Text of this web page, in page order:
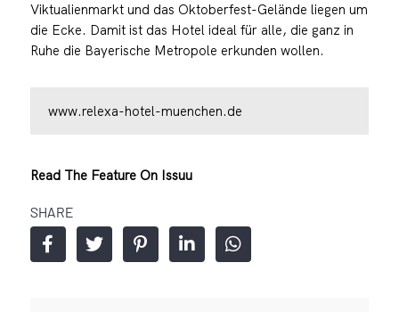
Viktualienmarkt und das Oktoberfest-Gelände liegen um
die Ecke. Damit ist das Hotel ideal für alle, die ganz in
Ruhe die Bayerische Metropole erkunden wollen.
www.relexa-hotel-muenchen.de
Read The Feature On Issuu
SHARE